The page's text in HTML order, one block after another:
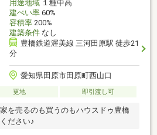
用途地域１種中高
建ぺい率60%
容積率200%
建築条件なし
豊橋鉄道渥美線 三河田原駅 徒歩21
分
愛知県田原市田原町西山口
更地 即引渡し可
を売るのも買うのもハウスドゥ豊橋
ださい♪